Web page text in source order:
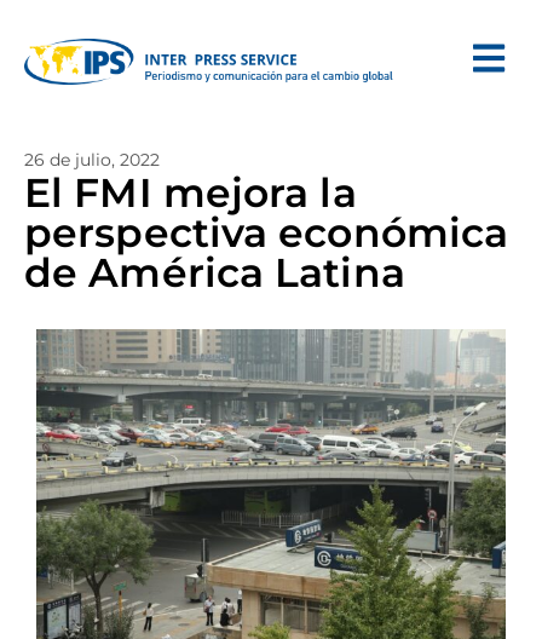
26 de julio, 2022
El FMI mejora la
perspectiva económica
de América Latina